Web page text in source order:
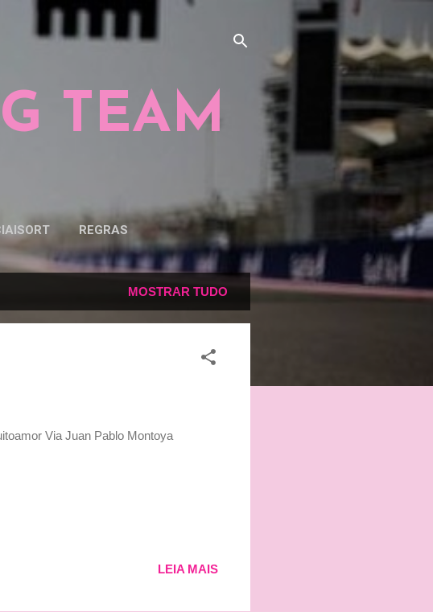
TEAM
REGRAS
MOSTRAR TUDO
Via Juan Pablo Montoya
LEIA MAIS